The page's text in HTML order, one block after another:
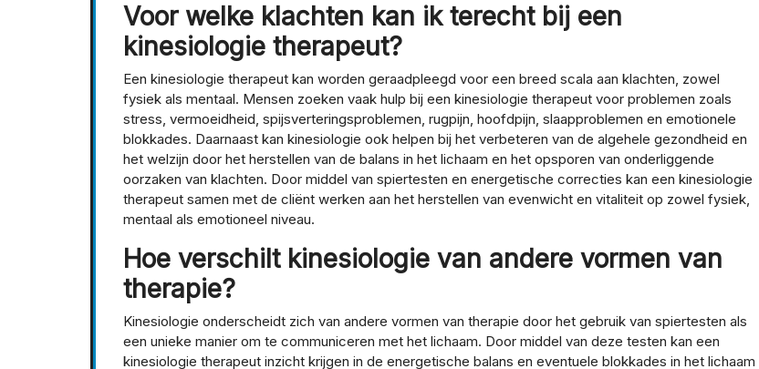
Voor welke klachten kan ik terecht bij een
kinesiologie therapeut?
Een kinesiologie therapeut kan worden geraadpleegd voor een breed scala aan klachten, zowel
fysiek als mentaal. Mensen zoeken vaak hulp bij een kinesiologie therapeut voor problemen zoals
stress, vermoeidheid, spijsverteringsproblemen, rugpijn, hoofdpijn, slaapproblemen en emotionele
blokkades. Daarnaast kan kinesiologie ook helpen bij het verbeteren van de algehele gezondheid en
het welzijn door het herstellen van de balans in het lichaam en het opsporen van onderliggende
oorzaken van klachten. Door middel van spiertesten en energetische correcties kan een kinesiologie
therapeut samen met de cliënt werken aan het herstellen van evenwicht en vitaliteit op zowel fysiek,
mentaal als emotioneel niveau.
Hoe verschilt kinesiologie van andere vormen van
therapie?
Kinesiologie onderscheidt zich van andere vormen van therapie door het gebruik van spiertesten als
een unieke manier om te communiceren met het lichaam. Door middel van deze testen kan een
kinesiologie therapeut inzicht krijgen in de energetische balans en eventuele blokkades in het lichaam